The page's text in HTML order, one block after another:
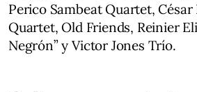
Perico Sambeat Quartet, César
Quartet, Old Friends, Reinier
Negrón” y Victor Jones Trío.